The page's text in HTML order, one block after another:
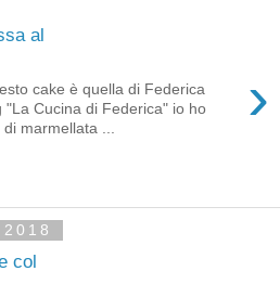
al
›
cake è quella di Federica
"La Cucina di Federica" io ho
marmellata ...
col